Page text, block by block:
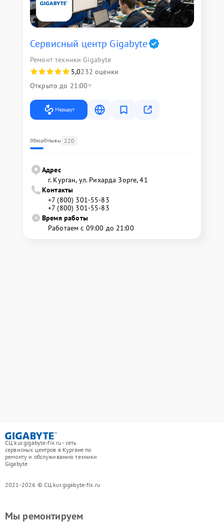
Сервисный центр Gigabyte
Ремонт техники Gigabyte
5,0232 оценки
Открыто до 21:00
Маршрут
ОбзорОтзывы 220
Адрес
г. Курган, ул. Рихарда Зорге, 41
Контакты
+7 (800) 301-55-83
+7 (800) 301-55-83
Время работы
Работаем с 09:00 до 21:00
СЦ kur.gigabyte-fix.ru - сеть
сервисных центров в Кургане по
ремонту и обслуживанию техники
Gigabyte
2021-2026 © СЦ kur.gigabyte-fix.ru
Мы ремонтируем